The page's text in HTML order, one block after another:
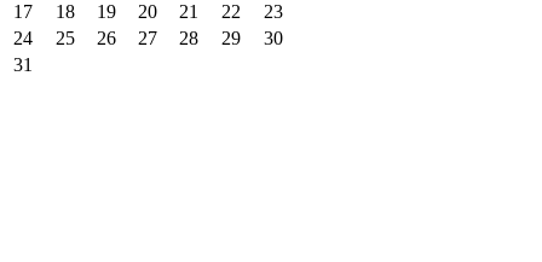
17
18 19 20 21 22
23
24
25 26 27 28 29
30
31